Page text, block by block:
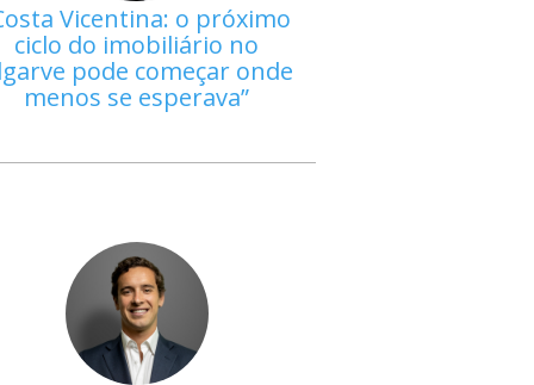
Vicentina: o próximo
ciclo do imobiliário no
pode começar onde
menos se esperava